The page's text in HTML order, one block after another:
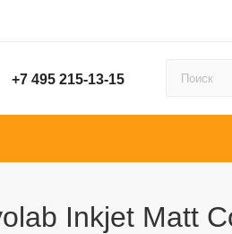
+7 495 215-13-15
Inkjet Matt